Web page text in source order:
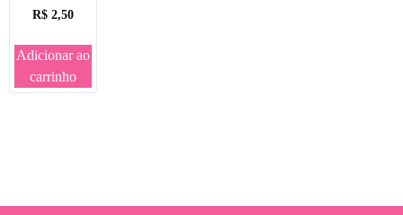
R$2,50
Adicionar ao
carrinho